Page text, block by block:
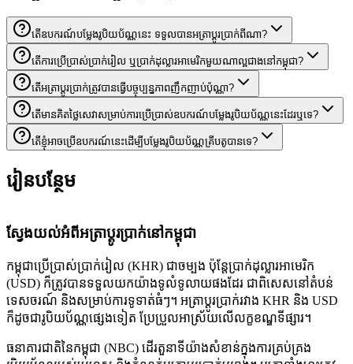
តើឧបករណ៍បម្លែងរូបិយប័ណ្ណនេះ ទទួលបានអត្រាប្តូរប្រាក់ពីណា?
តើការប្រើប្រាស់ប្រាក់រៀល ឬប្រាក់ដុល្លារអាមេរិកមួយណាល្អជាងនៅកម្ពុជា?
តើអត្រាប្តូរប្រាក់ត្រូវបានធ្វើបច្ចុប្បន្នភាពញឹកញាប់ប៉ុណ្ណា?
តើមានគិតថ្លៃសេវាសម្រាប់ការប្រើប្រាស់ឧបករណ៍បម្លែងរូបិយប័ណ្ណនេះដែរឬទេ?
តើខ្ញុំអាចប្រើឧបករណ៍នេះដើម្បីបម្លែងរូបិយប័ណ្ណគ្រីបតូបានទេ?
រៀនបន្ថែម
ស្វែងយល់អំពីអត្រាប្តូរប្រាក់នៅកម្ពុជា
កម្ពុជាប្រើប្រាស់ប្រាក់រៀល (KHR) ជាចម្បង ប៉ុន្តែប្រាក់ដុល្លារអាមេរិក
(USD) ក៏ត្រូវបានទទួលយកយ៉ាងទូលំទូលាយផងដែរ ជាពិសេសនៅតំបន់
ទេសចរណ៍ និងសម្រាប់ការទូទាត់ធំៗ។ អត្រាប្តូរប្រាក់រវាង KHR និង USD
ក៏ដូចជារូបិយប័ណ្ណផ្សេងទៀត ប្រែប្រួលអាស្រ័យលើលក្ខខណ្ឌទីផ្សារ។
ធនាគារជាតិនៃកម្ពុជា (NBC) ដើរតួនាទីយ៉ាងសំខាន់ក្នុងការគ្រប់គ្រង